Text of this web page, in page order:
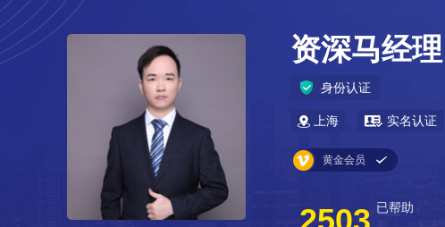
资深马经理
身份认证
上海 实名认证
黄金会员
已帮助